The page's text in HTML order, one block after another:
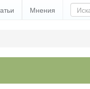
Мнения